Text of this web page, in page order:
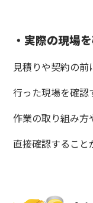
・実際の現場
見積りや契約の
行った現場を確認
作業の取り組み方
直接確認すること